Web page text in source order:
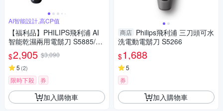
AI智能設計,高CP值
【福利品】PHILIPS飛利浦 AI
智能乾濕兩用電鬍刀 S5885/10
(一年保固)
$2,905 $3,090
5 (2)
限時下殺 券
加入購物車
商店 Philips飛利浦 三刀頭可水
洗電動電鬍刀 S5266
$1,688
5
券
加入購物車